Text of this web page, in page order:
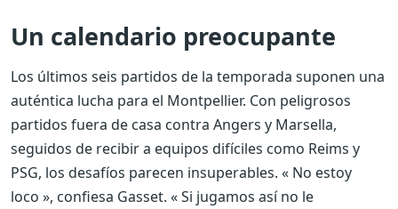
Un calendario preocupante
Los últimos seis partidos de la temporada suponen una
auténtica lucha para el Montpellier. Con peligrosos
partidos fuera de casa contra Angers y Marsella,
seguidos de recibir a equipos difíciles como Reims y
PSG, los desafíos parecen insuperables. « No estoy
loco », confiesa Gasset. « Si jugamos así no le